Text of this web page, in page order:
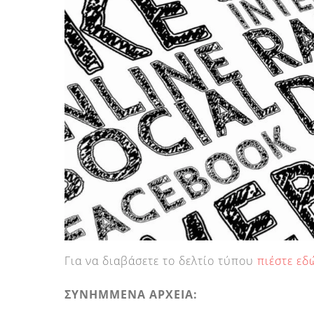
Για να διαβάσετε το δελτίο τύπου πιέστε
ΣΥΝΗΜΜΕΝΑ ΑΡΧΕΙΑ: